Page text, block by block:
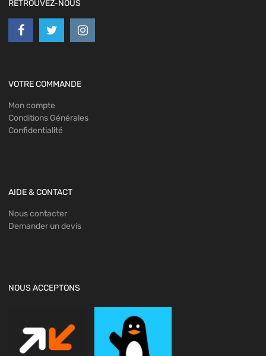
RETROUVEZ-NOUS
VOTRE COMMANDE
Mon compte
Conditions Générales
Confidentialité
AIDE & CONTACT
Nous contacter
Demander un devis
NOUS ACCEPTONS